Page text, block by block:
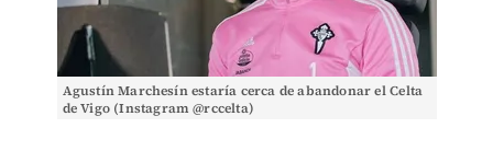
Agustín Marchesín estaría cerca de abandonar el Celta
de Vigo (Instagram @rccelta)